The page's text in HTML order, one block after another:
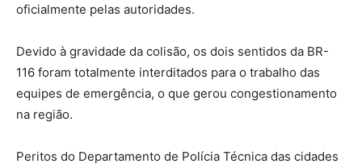
oficialmente pelas autoridades.
​Devido à gravidade da colisão, os dois sentidos da BR-
116 foram totalmente interditados para o trabalho das
equipes de emergência, o que gerou congestionamento
na região.
​Peritos do Departamento de Polícia Técnica das cidades